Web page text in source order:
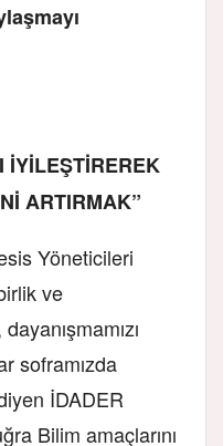
İYİLEŞTİREREK
ARTIRMAK”
Yöneticileri
ve
soframızda
İDADER
Bilim amaçlarını